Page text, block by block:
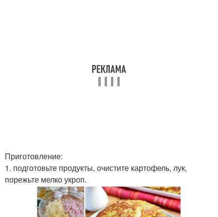
Приготовление:
1. подготовьте продукты, очистите картофель, лук,
порежьте мелко укроп.